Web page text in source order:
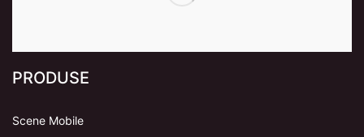
PRODUSE
Scene Mobile